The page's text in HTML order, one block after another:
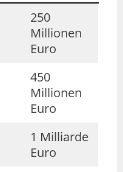
250
Millionen
Euro
450
Millionen
Euro
1 Milliarde
Euro